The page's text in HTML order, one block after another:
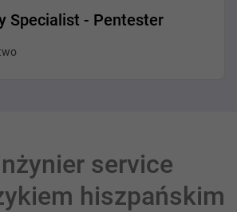
Specialist - Pentester
service
hiszpańskim